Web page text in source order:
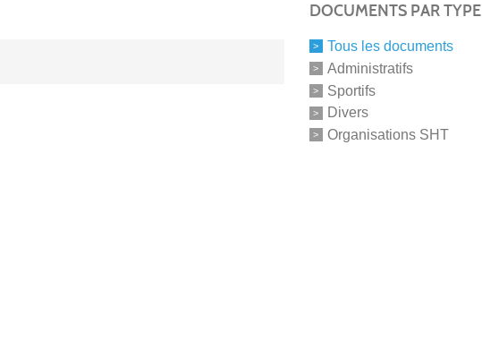
DOCUMENTS PAR TYPE
Tous les documents
Administratifs
Sportifs
Divers
Organisations SHT